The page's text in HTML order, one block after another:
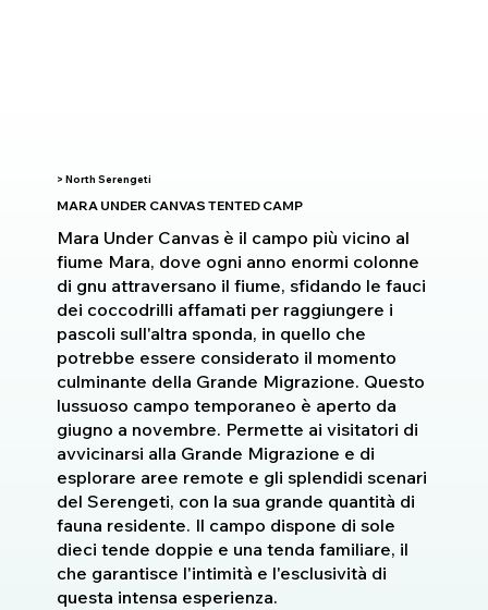
> North Serengeti
MARA UNDER CANVAS TENTED CAMP
Mara Under Canvas è il campo più vicino al
fiume Mara, dove ogni anno enormi colonne
di gnu attraversano il fiume, sfidando le fauci
dei coccodrilli affamati per raggiungere i
pascoli sull'altra sponda, in quello che
potrebbe essere considerato il momento
culminante della Grande Migrazione. Questo
lussuoso campo temporaneo è aperto da
giugno a novembre. Permette ai visitatori di
avvicinarsi alla Grande Migrazione e di
esplorare aree remote e gli splendidi scenari
del Serengeti, con la sua grande quantità di
fauna residente. Il campo dispone di sole
dieci tende doppie e una tenda familiare, il
che garantisce l'intimità e l'esclusività di
questa intensa esperienza.